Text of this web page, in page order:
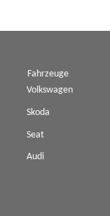
Fahrzeuge
Volkswagen
Skoda
Seat
Audi